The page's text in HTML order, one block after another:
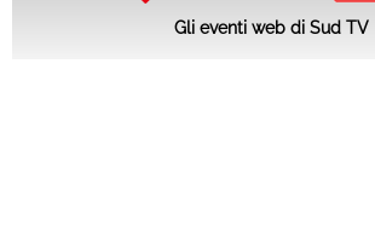
Gli eventi web di Sud TV